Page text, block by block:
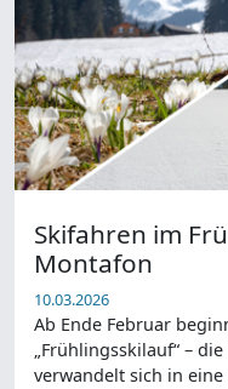
Skifahren im
Montafon
10.03.2026
Ab Ende Februar
„Frühlingsskilauf“ –
verwandelt sich in